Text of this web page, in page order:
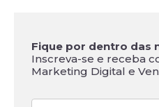
Fique por dentro das
Inscreva-se e receba
Marketing Digital e